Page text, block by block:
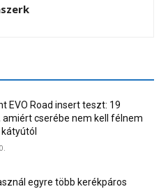
EVO Road insert teszt: 19
amiért cserébe nem kell félnem
egyre több kerékpáros